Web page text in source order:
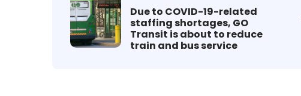
Due to COVID-19-related
staffing shortages, GO
Transit is about to reduce
train and bus service